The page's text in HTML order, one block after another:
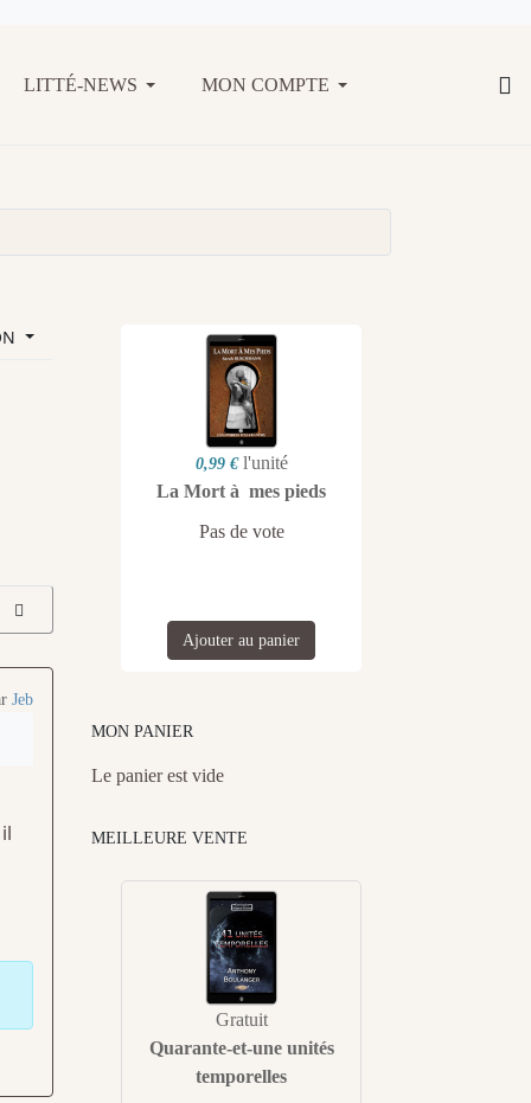
LITTÉ-NEWS MON COMPTE
Jeb
0,99 € l'unité
La Mort à mes pieds
Pas de vote
Ajouter au panier
MON PANIER
Le panier est vide
MEILLEURE VENTE
Gratuit
Quarante-et-une unités
temporelles